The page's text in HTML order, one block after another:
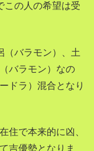
この人の希望は受
（バラモン）、土
バラモン）なの
ドラ）混合となり
住で本来的に凶、
吉優勢となりま